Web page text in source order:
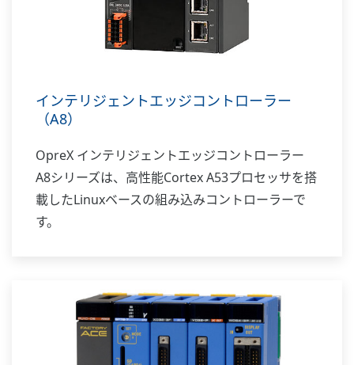
インテリジェントエッジコントローラー
（A8）
OpreX インテリジェントエッジコントローラー
A8シリーズは、高性能Cortex A53プロセッサを搭
載したLinuxベースの組み込みコントローラーで
す。